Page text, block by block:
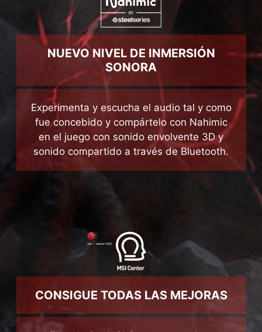
NUEVO NIVEL DE INMERSIÓN
Experimenta y escucha el audio tal y como
fue concebido y compártelo con Nahimic
CONSIGUE TODAS LAS MEJORAS